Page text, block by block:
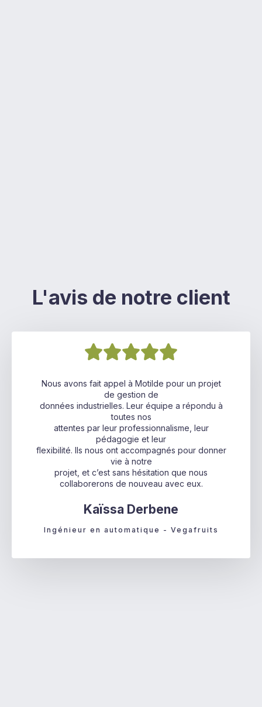
L'avis de notre client
Nous avons fait appel à Motilde pour un projet
de gestion de
données industrielles. Leur équipe a répondu à
toutes nos
attentes par leur professionnalisme, leur
pédagogie et leur
flexibilité. Ils nous ont accompagnés pour donner
vie à notre
projet, et c’est sans hésitation que nous
collaborerons de nouveau avec eux.
Kaïssa Derbene
Ingénieur en automatique - Vegafruits